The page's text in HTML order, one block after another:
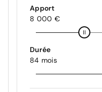
Apport
8 000 €
Durée
84 mois